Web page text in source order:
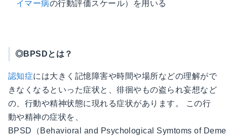
イマー病の行動評価スケール）を用いる
◎BPSDとは？
認知症には大きく記憶障害や時間や場所などの理解がで
きなくなるといった症状と、徘徊やもの盗られ妄想など
の、行動や精神状態に現れる症状があります。 この行
動や精神の症状を、
BPSD（Behavioral and Psychological Symtoms of